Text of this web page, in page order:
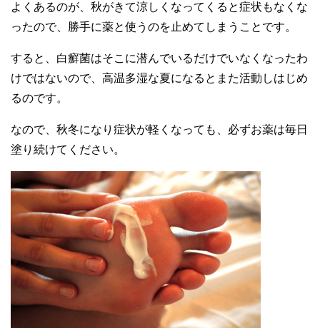
よくあるのが、秋がきて涼しくなってくると症状もなくな
ったので、勝手に薬と使うのを止めてしまうことです。
すると、白癬菌はそこに潜んでいるだけでいなくなったわ
けではないので、高温多湿な夏になるとまた活動しはじめ
るのです。
なので、秋冬になり症状が軽くなっても、必ずお薬は毎日
塗り続けてください。